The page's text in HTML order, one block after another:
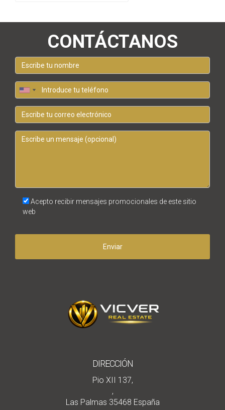
CONTÁCTANOS
Acepto recibir mensajes promocionales de este sitio
web
Enviar
DIRECCIÓN
Pio XII 137,
,
Las Palmas 35468 España